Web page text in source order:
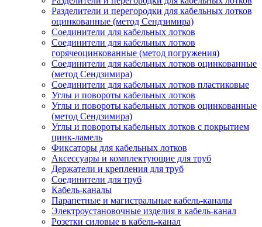
Разделители и перегородки для кабельных лотков
оцинкованные (метод Сендзимира)
Соединители для кабельных лотков
Соединители для кабельных лотков
горячеоцинкованные (метод погружения)
Соединители для кабельных лотков оцинкованные
(метод Сендзимира)
Соединители для кабельных лотков пластиковые
Углы и повороты кабельных лотков
Углы и повороты кабельных лотков оцинкованные
(метод Сендзимира)
Углы и повороты кабельных лотков с покрытием
цинк-ламель
Фиксаторы для кабельных лотков
Аксессуары и комплектующие для труб
Держатели и крепления для труб
Соединители для труб
Кабель-каналы
Парапетные и магистральные кабель-каналы
Электроустановочные изделия в кабель-канал
Розетки силовые в кабель-канал